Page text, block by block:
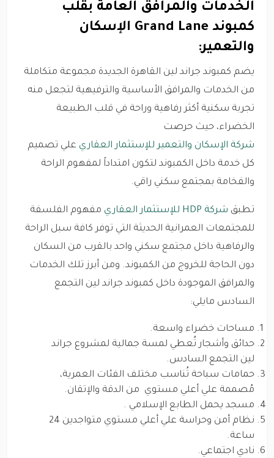
الخدمات والمرافق العامة بقلب
كمبوند Grand Lane الإسكان
والتعمير:
يضم كمبوند جراند لين القاهرة الجديدة مجموعة متكاملة
من الخدمات والمرافق الأساسية والترفيهية لتجعل منه
تجربة سكنية أكثر رفاهية وراحة في قلب الطبيعة
الخضراء، حيث حرصت
شركة الإسكان والتعمير للإستثمار العقاري علي تصميم
كل خدمة داخل الكمبوند لتكون امتداداً لمفهوم الراحة
والفخامة بمجتمع سكني راقي.
تطبق شركة HDP للإستثمار العقاري
مفهوم الفلسفة
للمجتمعات العمرانية الحديثة التي توفر كافة سبل الراحة
والرفاهية داخل مجتمع سكني واحد بالقرب من السكان
دون الحاجة للخروج من الكمبوند. ومن أبرز تلك الخدمات
والمرافق الموجودة داخل كمبوند جراند لين التجمع
السادس مايلي:
مساحات خضراء واسعة.
حدائق وأشجار تُعطي لمسة جمالية لمشروع جراند
لين التجمع السادس.
حمامات سباحة تُناسب مختلف الفئات العمرية،
مُصممة علي أعلي مستوي من الدقة والإتقان.
مسجد يحمل الطابع الإسلامي .
نظام أمن وحراسة علي أعلي مستوي متواجدين 24
ساعة.
نادي اجتماعي.